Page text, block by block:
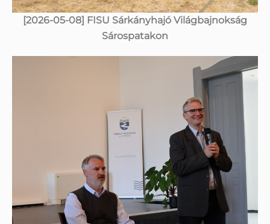
[2026-05-08] FISU Sárkányhajó Világbajnokság
Sárospatakon